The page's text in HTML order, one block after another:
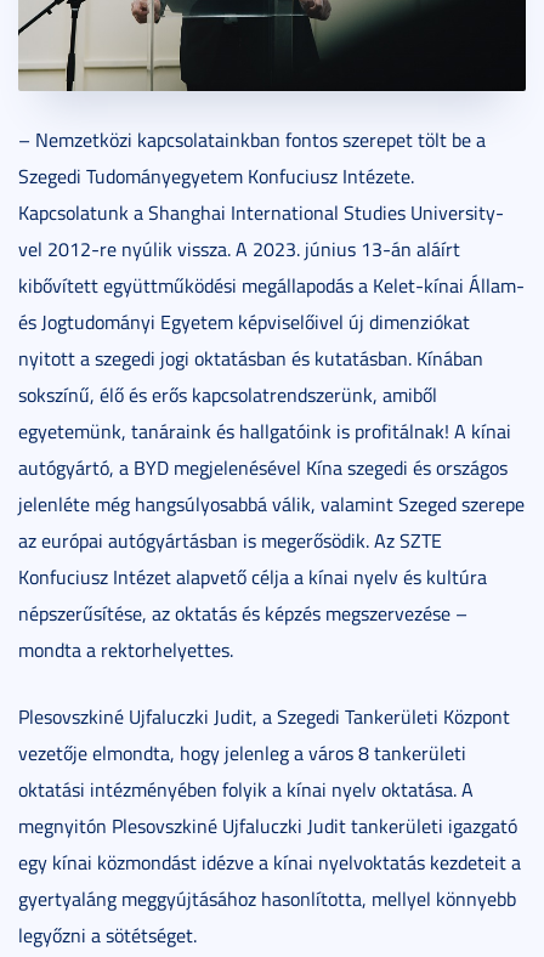
– Nemzetközi kapcsolatainkban fontos szerepet tölt be a
Szegedi Tudományegyetem Konfuciusz Intézete.
Kapcsolatunk a Shanghai International Studies University-
vel 2012-re nyúlik vissza. A 2023. június 13-án aláírt
kibővített együttműködési megállapodás a Kelet-kínai Állam-
és Jogtudományi Egyetem képviselőivel új dimenziókat
nyitott a szegedi jogi oktatásban és kutatásban. Kínában
sokszínű, élő és erős kapcsolatrendszerünk, amiből
egyetemünk, tanáraink és hallgatóink is profitálnak! A kínai
autógyártó, a BYD megjelenésével Kína szegedi és országos
jelenléte még hangsúlyosabbá válik, valamint Szeged szerepe
az európai autógyártásban is megerősödik. Az SZTE
Konfuciusz Intézet alapvető célja a kínai nyelv és kultúra
népszerűsítése, az oktatás és képzés megszervezése –
mondta a rektorhelyettes.
Plesovszkiné Ujfaluczki Judit, a Szegedi Tankerületi Központ
vezetője elmondta, hogy jelenleg a város 8 tankerületi
oktatási intézményében folyik a kínai nyelv oktatása. A
megnyitón Plesovszkiné Ujfaluczki Judit tankerületi igazgató
egy kínai közmondást idézve a kínai nyelvoktatás kezdeteit a
gyertyaláng meggyújtásához hasonlította, mellyel könnyebb
legyőzni a sötétséget.